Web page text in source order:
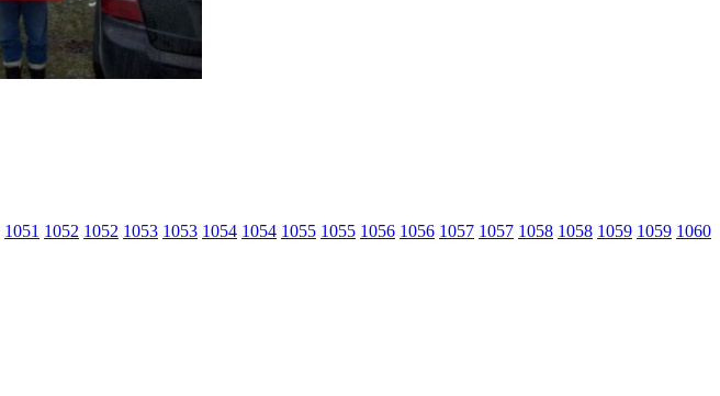
1051 1052 1052 1053 1053 1054 1054 1055 1055 1056 1056 1057 1057 1058 1058 1059 1059 1060